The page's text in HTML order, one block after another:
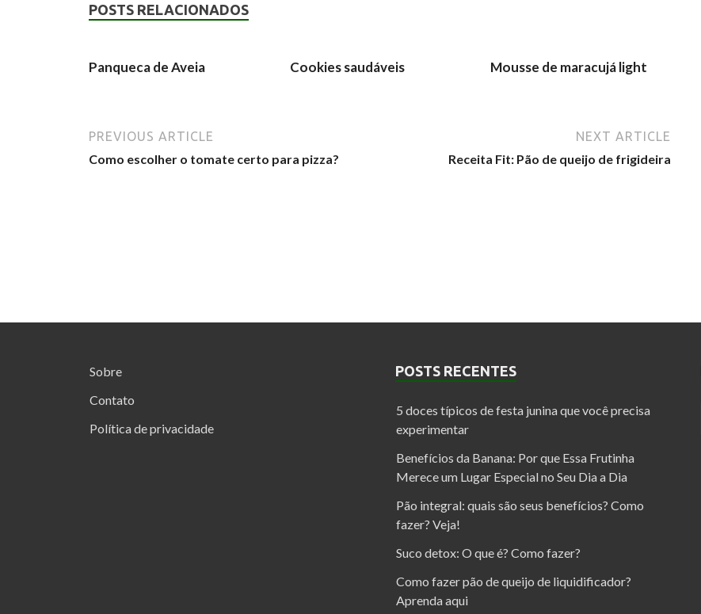
POSTS RELACIONADOS
Panqueca de Aveia Cookies saudáveis Mousse de maracujá light
PREVIOUS ARTICLE
Como escolher o tomate certo para pizza?
NEXT ARTICLE
Receita Fit: Pão de queijo de frigideira
Sobre
Contato
Política de privacidade
POSTS RECENTES
5 doces típicos de festa junina que você precisa
experimentar
Benefícios da Banana: Por que Essa Frutinha
Merece um Lugar Especial no Seu Dia a Dia
Pão integral: quais são seus benefícios? Como
fazer? Veja!
Suco detox: O que é? Como fazer?
Como fazer pão de queijo de liquidificador?
Aprenda aqui